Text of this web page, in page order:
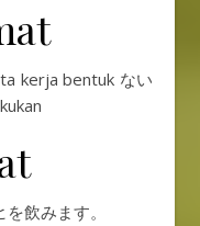
kerja bentuk ない
飲みます。